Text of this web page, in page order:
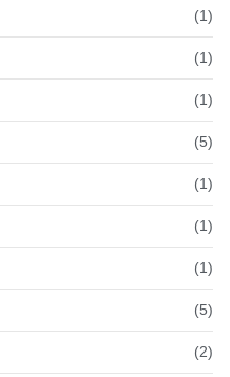
(1)
(1)
(1)
(5)
(1)
(1)
(1)
(5)
(2)